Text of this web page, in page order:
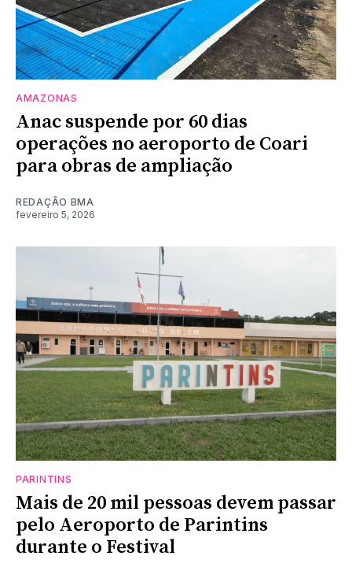
AMAZONAS
Anac suspende por 60 dias
operações no aeroporto de Coari
para obras de ampliação
REDAÇÃO BMA
fevereiro 5, 2026
PARINTINS
Mais de 20 mil pessoas devem passar
pelo Aeroporto de Parintins
durante o Festival